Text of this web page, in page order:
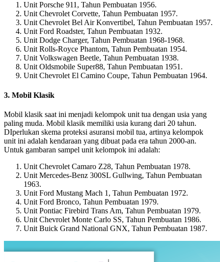
Unit Porsche 911, Tahun Pembuatan 1956.
Unit Chevrolet Corvette, Tahun Pembuatan 1957.
Unit Chevrolet Bel Air Konvertibel, Tahun Pembuatan 1957.
Unit Ford Roadster, Tahun Pembuatan 1932.
Unit Dodge Charger, Tahun Pembuatan 1968-1968.
Unit Rolls-Royce Phantom, Tahun Pembuatan 1954.
Unit Volkswagen Beetle, Tahun Pembuatan 1938.
Unit Oldsmobile Super88, Tahun Pembuatan 1951.
Unit Chevrolet El Camino Coupe, Tahun Pembuatan 1964.
3. Mobil Klasik
Mobil klasik saat ini menjadi kelompok unit tua dengan usia yang
paling muda. Mobil klasik memiliki usia kurang dari 20 tahun.
DIperlukan skema proteksi asuransi mobil tua, artinya kelompok
unit ini adalah kendaraan yang dibuat pada era tahun 2000-an.
Untuk gambaran sampel unit kelompok ini adalah:
Unit Chevrolet Camaro Z28, Tahun Pembuatan 1978.
Unit Mercedes-Benz 300SL Gullwing, Tahun Pembuatan
1963.
Unit Ford Mustang Mach 1, Tahun Pembuatan 1972.
Unit Ford Bronco, Tahun Pembuatan 1979.
Unit Pontiac Firebird Trans Am, Tahun Pembuatan 1979.
Unit Chevrolet Monte Carlo SS, Tahun Pembuatan 1986.
Unit Buick Grand National GNX, Tahun Pembuatan 1987.